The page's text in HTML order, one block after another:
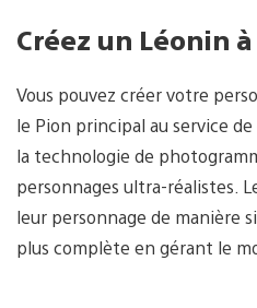
Créez un Léonin
Vous pouvez créer votre
le Pion principal au service
la technologie de
personnages ultra-réalistes.
leur personnage de manière
plus complète en gérant le